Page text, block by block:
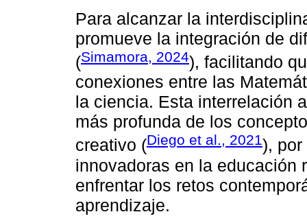
Para alcanzar la
promueve la integración de
(Simamora, 2024), facilitando
conexiones entre las
la ciencia. Esta interrelación
más profunda de los
creativo (Diego et al., 2021),
innovadoras en la educación
enfrentar los retos
aprendizaje.